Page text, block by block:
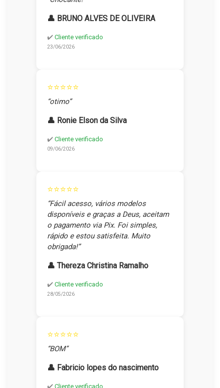
👤 BRUNO ALVES DE OLIVEIRA
✔️ Cliente verificado
23/06/2026
⭐⭐⭐⭐⭐
“otimo”
👤 Ronie Elson da Silva
✔️ Cliente verificado
09/06/2026
⭐⭐⭐⭐⭐
“Fácil acesso, vários modelos
disponíveis e graças a Deus, aceitam
o pagamento via Pix. Foi simples,
rápido e estou satisfeita. Muito
obrigada!”
👤 Thereza Christina Ramalho
✔️ Cliente verificado
28/05/2026
⭐⭐⭐⭐⭐
“BOM”
👤 Fabricio lopes do nascimento
✔️ Cliente verificado